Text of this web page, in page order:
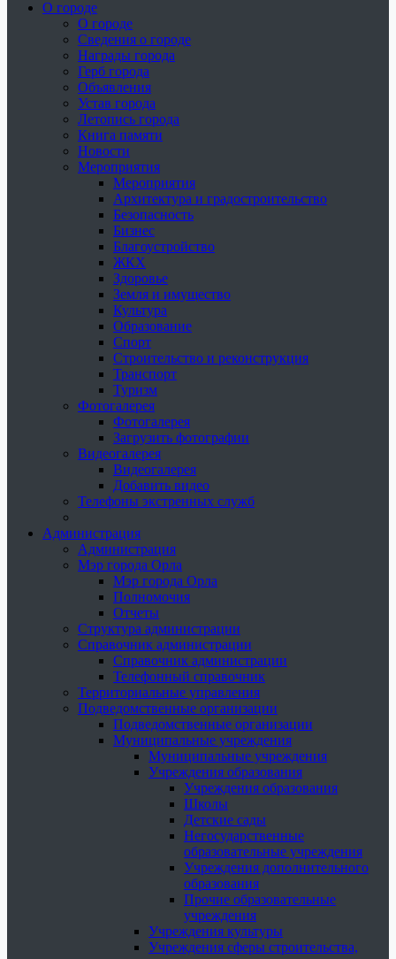
О городе
О городе
Сведения о городе
Награды города
Герб города
Объявления
Устав города
Летопись города
Книга памяти
Новости
Мероприятия
Мероприятия
Архитектура и градостроительство
Безопасность
Бизнес
Благоустройство
ЖКХ
Здоровье
Земля и имущество
Культура
Образование
Спорт
Строительство и реконструкция
Транспорт
Туризм
Фотогалерея
Фотогалерея
Загрузить фотографии
Видеогалерея
Видеогалерея
Добавить видео
Телефоны экстренных служб
Администрация
Администрация
Мэр города Орла
Мэр города Орла
Полномочия
Отчеты
Структура администрации
Справочник администрации
Справочник администрации
Телефонный справочник
Территориальные управления
Подведомственные организации
Подведомственные организации
Муниципальные учреждения
Муниципальные учреждения
Учреждения образования
Учреждения образования
Школы
Детские сады
Негосударственные
образовательные учреждения
Учреждения дополнительного
образования
Прочие образовательные
учреждения
Учреждения культуры
Учреждения сферы строительства,